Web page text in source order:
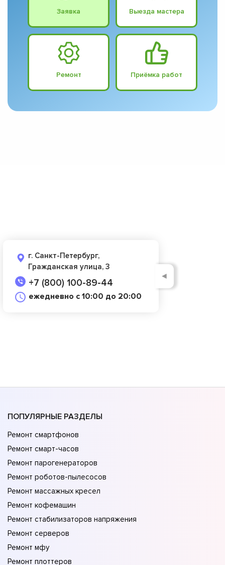
Заявка Выезда мастера
Ремонт Приёмка работ
г. Санкт-Петербург,
Гражданская улица, 3
+7 (800) 100-89-44
ежедневно с 10:00 до 20:00
◄
ПОПУЛЯРНЫЕ РАЗДЕЛЫ
Ремонт смартфонов
Ремонт смарт-часов
Ремонт парогенераторов
Ремонт роботов-пылесосов
Ремонт массажных кресел
Ремонт кофемашин
Ремонт стабилизаторов напряжения
Ремонт серверов
Ремонт мфу
Ремонт плоттеров